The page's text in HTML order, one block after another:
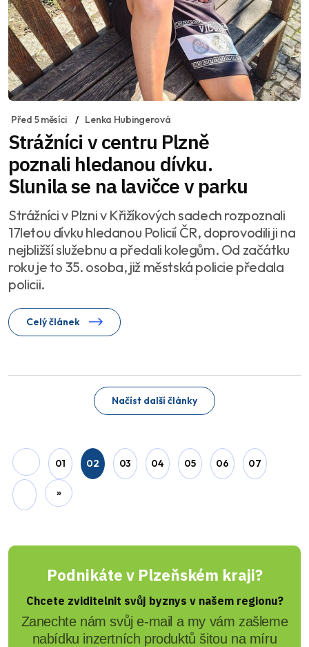
Před 5 měsíci Lenka Hubingerová
Strážníci v centru Plzně
poznali hledanou dívku.
Slunila se na lavičce v parku
Strážníci v Plzni v Křižíkových sadech rozpoznali
17letou dívku hledanou Policií ČR, doprovodili ji na
nejbližší služebnu a předali kolegům. Od začátku
roku je to 35. osoba, již městská policie předala
policii.
Celý článek
Načíst další články
01 02 03 04 05 06 07
»
Podnikáte v Plzeňském kraji?
Chcete zviditelnit svůj byznys v našem regionu?
Zanechte nám svůj e-mail a my vám zašleme
nabídku inzertních produktů šitou na míru